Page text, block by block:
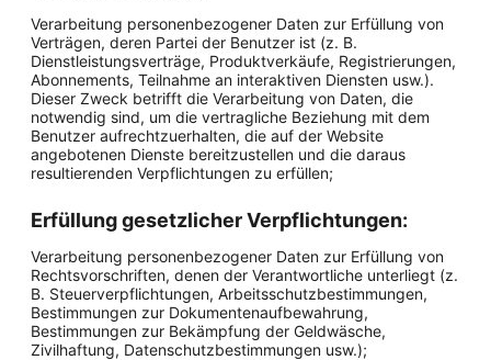
Verarbeitung personenbezogener Daten zur Erfüllung von
Verträgen, deren Partei der Benutzer ist (z. B.
Dienstleistungsverträge, Produktverkäufe, Registrierungen,
Abonnements, Teilnahme an interaktiven Diensten usw.).
Dieser Zweck betrifft die Verarbeitung von Daten, die
notwendig sind, um die vertragliche Beziehung mit dem
Benutzer aufrechtzuerhalten, die auf der Website
angebotenen Dienste bereitzustellen und die daraus
resultierenden Verpflichtungen zu erfüllen;
Erfüllung gesetzlicher Verpflichtungen:
Verarbeitung personenbezogener Daten zur Erfüllung von
Rechtsvorschriften, denen der Verantwortliche unterliegt (z.
B. Steuerverpflichtungen, Arbeitsschutzbestimmungen,
Bestimmungen zur Dokumentenaufbewahrung,
Bestimmungen zur Bekämpfung der Geldwäsche,
Zivilhaftung, Datenschutzbestimmungen usw.);